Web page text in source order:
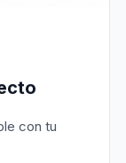
con tu